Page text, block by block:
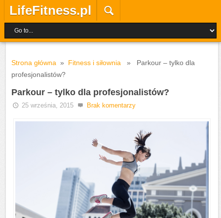
LifeFitness.pl
Strona główna » Fitness i siłownia » Parkour – tylko dla
profesjonalistów?
Parkour – tylko dla profesjonalistów?
25 września, 2015 Brak komentarzy